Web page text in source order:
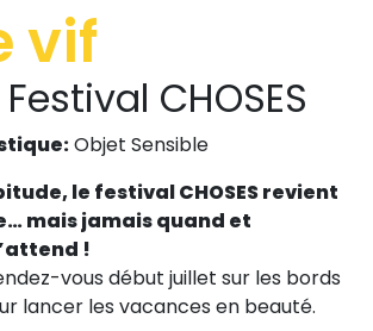
vie professionnelle)
événements des adhérents)
gouvernance, groupes de travail,
vif
Festival CHOSES
Objet Sensible
le festival CHOSES revient
mais jamais quand et
!
vous début juillet sur les bords
lancer les vacances en beauté.